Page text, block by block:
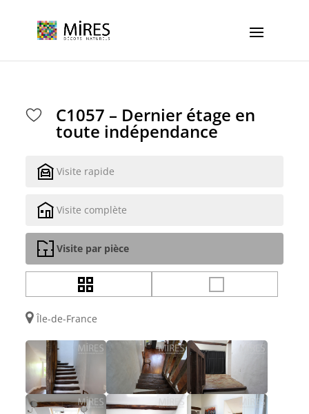
C1057 – Dernier étage en
toute indépendance
Visite rapide
Visite complète
Visite par pièce
Île-de-France